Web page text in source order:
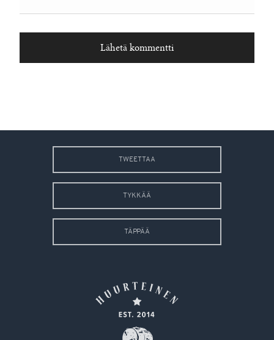
TWEETTAA
TYKKÄÄ
TÄPPÄÄ